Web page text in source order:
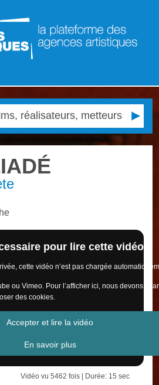
pour lire cette vidéo
cette vidéo n’est pas chargée
ou Vimeo. Pour l’afficher ici, nous devons
des cookies.
Accepter et lire la vidéo
En savoir plus
Vidéo vu 5462 fois | Durée: 15 sec